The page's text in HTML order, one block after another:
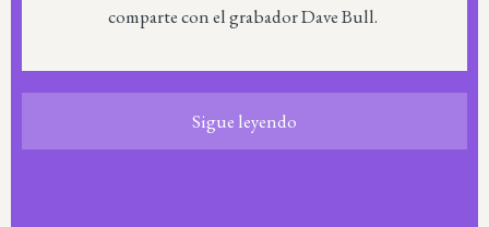
comparte con el grabador Dave Bull.
Sigue leyendo